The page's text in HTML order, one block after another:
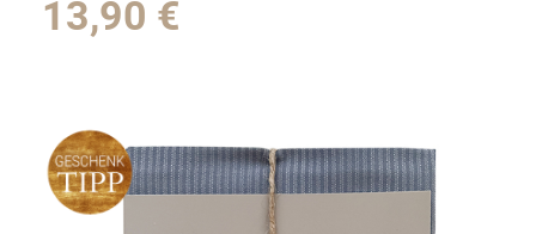
13,90 €